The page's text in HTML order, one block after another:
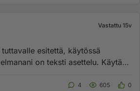
Vastattu 15v
esitettä, käytössä
on teksti asettelu. Käytän
4 605 0